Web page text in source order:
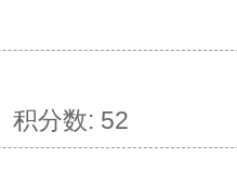
积分数: 52